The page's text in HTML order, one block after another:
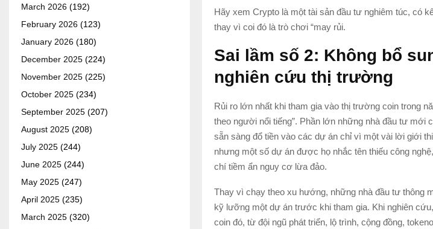
Hãy xem Crypto là một tài sản đầu tư nghiêm túc, có
thay vì coi đó là trò chơi “may rủi.
Sai lầm số 2: Không bổ
nghiên cứu thị trường
Rủi ro lớn nhất khi tham gia vào thị trường coin trong
theo người nổi tiếng”. Phần lớn những nhà đầu tư
sẵn sàng đổ tiền vào các dự án chỉ vì một vài lời giới
nhưng một số dự án được họ nhắc tên thiếu công
chí tiềm ẩn nguy cơ lừa đảo.
Thay vì chạy theo xu hướng, những nhà đầu tư thông
kỹ lưỡng một dự án trước khi tham gia. Khi nghiên
coin đó, từ đội ngũ phát triển, lộ trình, cộng đồng,
March 2026 (192)
February 2026 (123)
January 2026 (180)
December 2025 (224)
November 2025 (225)
October 2025 (234)
September 2025 (207)
August 2025 (208)
July 2025 (244)
June 2025 (244)
May 2025 (247)
April 2025 (235)
March 2025 (320)